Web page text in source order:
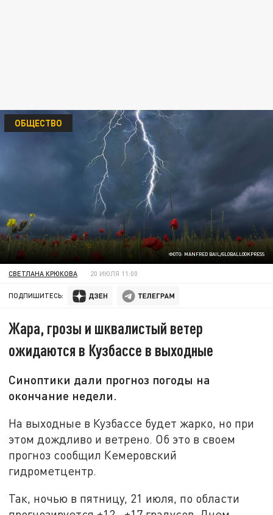
ФОТО: MANFRED BAIL/GLOBALLOOKPRESS
ОБЩЕСТВО
СВЕТЛАНА КРЮКОВА 20 ИЮЛЯ 11:00
ПОДПИШИТЕСЬ:
Жара, грозы и шквалистый ветер
ожидаются в Кузбассе в выходные
Синоптики дали прогноз погоды на
окончание недели.
На выходные в Кузбассе будет жарко, но при
этом дождливо и ветрено. Об это в своем
прогноз сообщил Кемеровский
гидрометцентр.
Так, ночью в пятницу, 21 июля, по области